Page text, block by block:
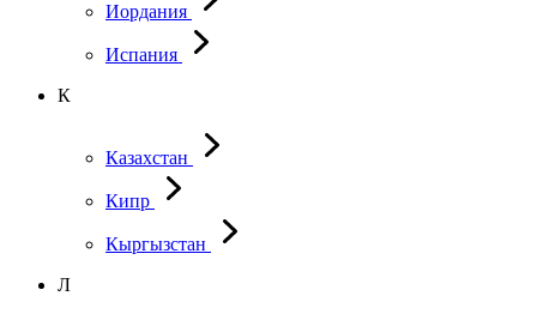
Иордания
Испания
К
Казахстан
Кипр
Кыргызстан
Л